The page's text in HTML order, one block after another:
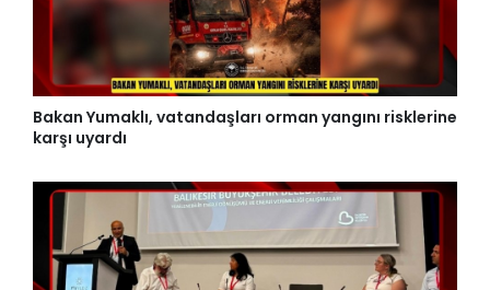
Bakan Yumaklı, vatandaşları orman yangını risklerine
karşı uyardı